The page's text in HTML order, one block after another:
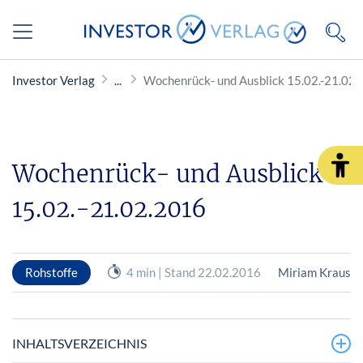
Investor Verlag Wochenrück- und Ausblick 15.02.-
Wochenrück- und Ausblick
15.02.-21.02.2016
Rohstoffe 4 min | Stand 22.02.2016 Miriam Kraus
INHALTSVERZEICHNIS